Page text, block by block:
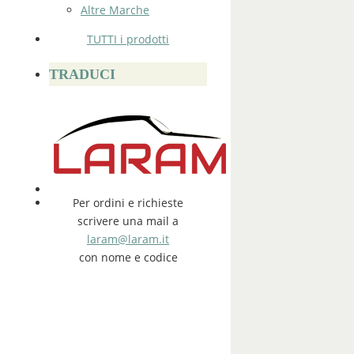
Altre Marche
TUTTI i prodotti
TRADUCI
Per ordini e richieste
scrivere una mail a
laram@laram.it
con nome e codice